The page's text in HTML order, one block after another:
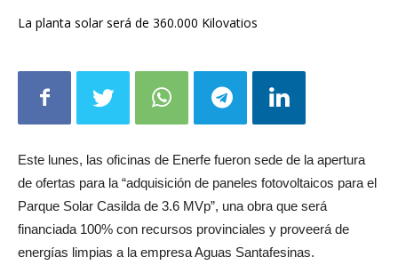
La planta solar será de 360.000 Kilovatios
Este lunes, las oficinas de Enerfe fueron sede de la apertura
de ofertas para la “adquisición de paneles fotovoltaicos para el
Parque Solar Casilda de 3.6 MVp”, una obra que será
financiada 100% con recursos provinciales y proveerá de
energías limpias a la empresa Aguas Santafesinas.